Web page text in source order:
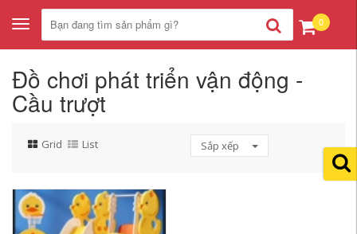
Toggle
navigation
0
Đồ chơi phát triển vận động -
Cầu trượt
Grid List Sắp xếp